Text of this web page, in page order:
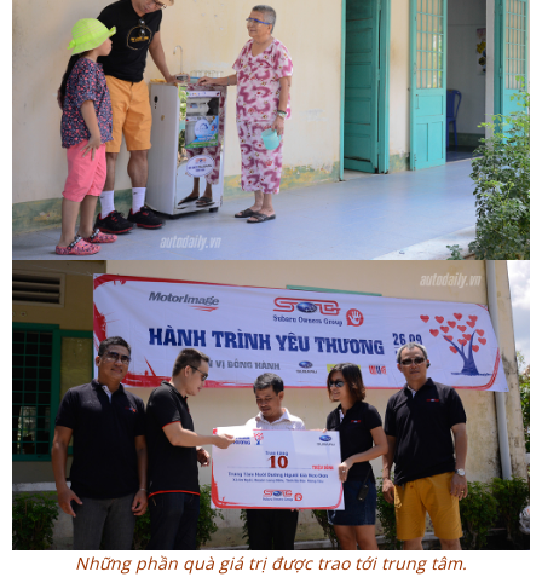
Những phần quà giá trị được trao tới trung tâm.